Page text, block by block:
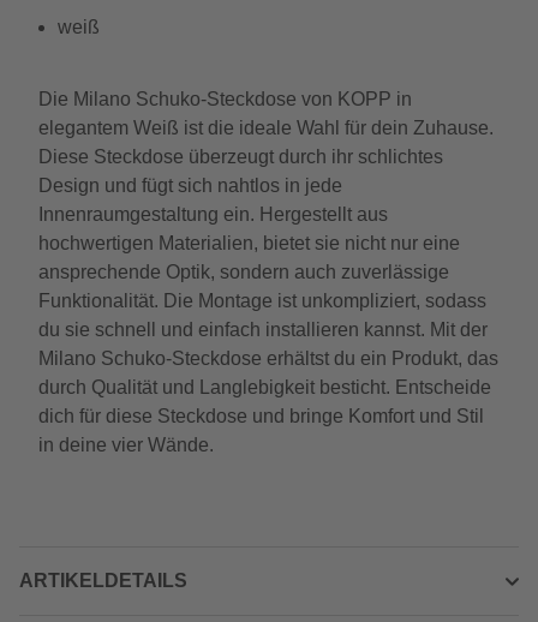
weiß
Die Milano Schuko-Steckdose von KOPP in
elegantem Weiß ist die ideale Wahl für dein Zuhause.
Diese Steckdose überzeugt durch ihr schlichtes
Design und fügt sich nahtlos in jede
Innenraumgestaltung ein. Hergestellt aus
hochwertigen Materialien, bietet sie nicht nur eine
ansprechende Optik, sondern auch zuverlässige
Funktionalität. Die Montage ist unkompliziert, sodass
du sie schnell und einfach installieren kannst. Mit der
Milano Schuko-Steckdose erhältst du ein Produkt, das
durch Qualität und Langlebigkeit besticht. Entscheide
dich für diese Steckdose und bringe Komfort und Stil
in deine vier Wände.
ARTIKELDETAILS